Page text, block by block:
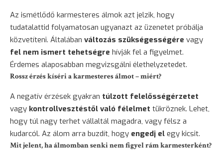
Az ismétlődő karmesteres álmok azt jelzik, hogy
tudatalattid folyamatosan ugyanazt az üzenetet próbálja
közvetíteni. Általában változás szükségességére vagy
fel nem ismert tehetségre hívják fel a figyelmet.
Érdemes alaposabban megvizsgálni élethelyzetedet.
Rossz érzés kíséri a karmesteres álmot – miért?
A negatív érzések gyakran túlzott felelősségérzetet
vagy kontrollvesztéstől való félelmet tükröznek. Lehet,
hogy túl nagy terhet vállaltál magadra, vagy félsz a
kudarcól. Az álom arra buzdít, hogy engedj el egy kicsit.
Mit jelent, ha álmomban senki nem figyel rám karmesterként?